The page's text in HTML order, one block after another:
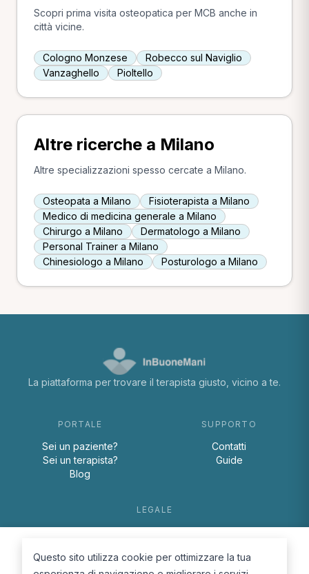
Scopri prima visita osteopatica per MCB anche in
città vicine.
Cologno Monzese
Robecco sul Naviglio
Vanzaghello
Pioltello
Altre ricerche a Milano
Altre specializzazioni spesso cercate a Milano.
Osteopata a Milano
Fisioterapista a Milano
Medico di medicina generale a Milano
Chirurgo a Milano
Dermatologo a Milano
Personal Trainer a Milano
Chinesiologo a Milano
Posturologo a Milano
La piattaforma per trovare il terapista giusto, vicino a te.
PORTALE
Sei un paziente?
Sei un terapista?
Blog
SUPPORTO
Contatti
Guide
LEGALE
Cookie Policy
Questo sito utilizza cookie per ottimizzare la tua